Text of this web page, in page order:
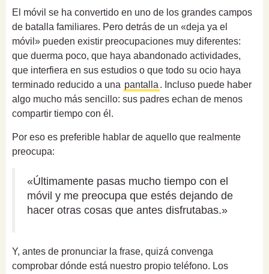
El móvil se ha convertido en uno de los grandes campos
de batalla familiares. Pero detrás de un «deja ya el
móvil» pueden existir preocupaciones muy diferentes:
que duerma poco, que haya abandonado actividades,
que interfiera en sus estudios o que todo su ocio haya
terminado reducido a una pantalla . Incluso puede haber
algo mucho más sencillo: sus padres echan de menos
compartir tiempo con él.
Por eso es preferible hablar de aquello que realmente
preocupa:
«Últimamente pasas mucho tiempo con el
móvil y me preocupa que estés dejando de
hacer otras cosas que antes disfrutabas.»
Y, antes de pronunciar la frase, quizá convenga
comprobar dónde está nuestro propio teléfono. Los